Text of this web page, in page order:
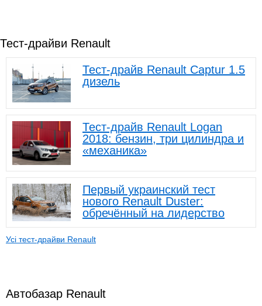
Тест-драйви Renault
Тест-драйв Renault Captur 1.5
дизель
Тест-драйв Renault Logan
2018: бензин, три цилиндра и
«механика»
Первый украинский тест
нового Renault Duster:
обречённый на лидерство
Усі тест-драйви Renault
Автобазар Renault